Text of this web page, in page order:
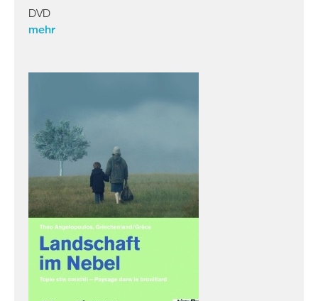
DVD
mehr